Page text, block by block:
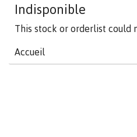
Indisponible
This stock or orderlist could
Accueil